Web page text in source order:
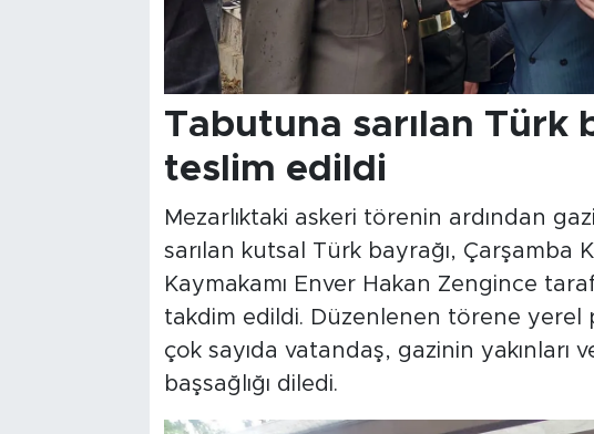
Tabutuna sarılan Türk
teslim edildi
Mezarlıktaki askeri törenin ardından
sarılan kutsal Türk bayrağı, Çarşamba
Kaymakamı Enver Hakan Zengince
takdim edildi. Düzenlenen törene yerel
çok sayıda vatandaş, gazinin yakınları
başsağlığı diledi.